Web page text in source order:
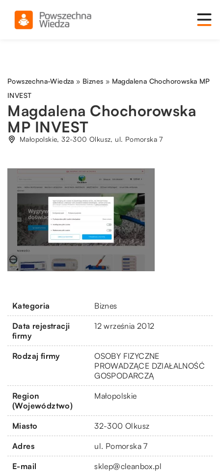
Powszechna-Wiedza » Biznes » Magdalena Chochorowska MP
INVEST
Magdalena Chochorowska
MP INVEST
Małopolskie, 32-300 Olkusz, ul. Pomorska 7
Kategoria Biznes
Data rejestracji
firmy
12 września 2012
Rodzaj firmy
OSOBY FIZYCZNE
PROWADZĄCE DZIAŁALNOŚĆ
GOSPODARCZĄ
Region
(Województwo)
Małopolskie
Miasto 32-300 Olkusz
Adres ul. Pomorska 7
E-mail sklep@cleanbox.pl